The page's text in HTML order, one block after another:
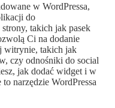
w WordPressa,
do
takich jak pasek
Ci na dodanie
witrynie, takich jak
czy odnośniki do social
jak dodać widget i w
narzędzie WordPressa